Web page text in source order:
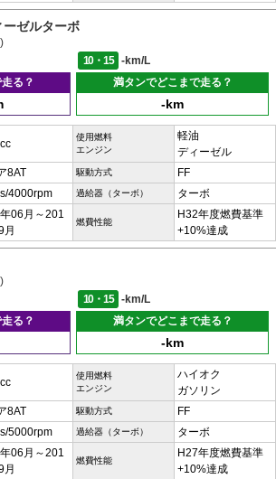
ゼルターボ
10・15
-km/L
る？
満タンでどこまで走る？
-km
使用燃料
エンジン
軽油
ディーゼル
8AT 駆動方式 FF
4000rpm 過給器（ターボ） ターボ
06月～201
月
燃費性能
H32年度燃費基準
+10%達成
10・15
-km/L
る？
満タンでどこまで走る？
-km
使用燃料
エンジン
ハイオク
ガソリン
8AT 駆動方式 FF
5000rpm 過給器（ターボ） ターボ
06月～201
月
燃費性能
H27年度燃費基準
+10%達成